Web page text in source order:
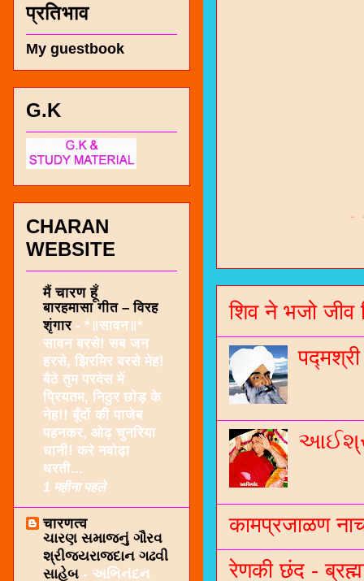
जनरल
चारणी
नंबर
शिव ने भजो जीव
कामप्रजाळण
रेणकी छंद -
प्रतिभाव
My guestbook
G.K
CHARAN
WEBSITE
मैं चारण हूँ
बारहमासा गीत – विरह
शृंगार - *॥सावन॥*
सावन बरसे! सब जन
हरसे, झिरमिर बरसे मेह!
बैठे तुम परदेस में
प्रियतम, निठुर छोड़ के
नेह!! बूँदों की पाजेब
पहनकर, ओढ़ चुनरिया
धानी! करे नवोढ़ा
धरती...
1 महीना पहले
चारणत्व
ચારણ સમાજનું ગૌરવ
શ્રીજયરાજદાન ગઢવી
સાહેબ - અભિનંદન